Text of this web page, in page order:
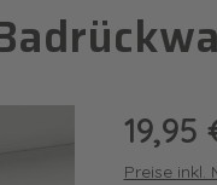
Regulärer
19,95
Preise inkl.